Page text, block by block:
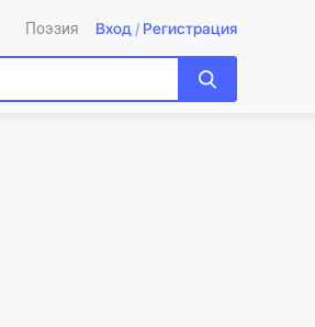
Поэзия Вход / Регистрация